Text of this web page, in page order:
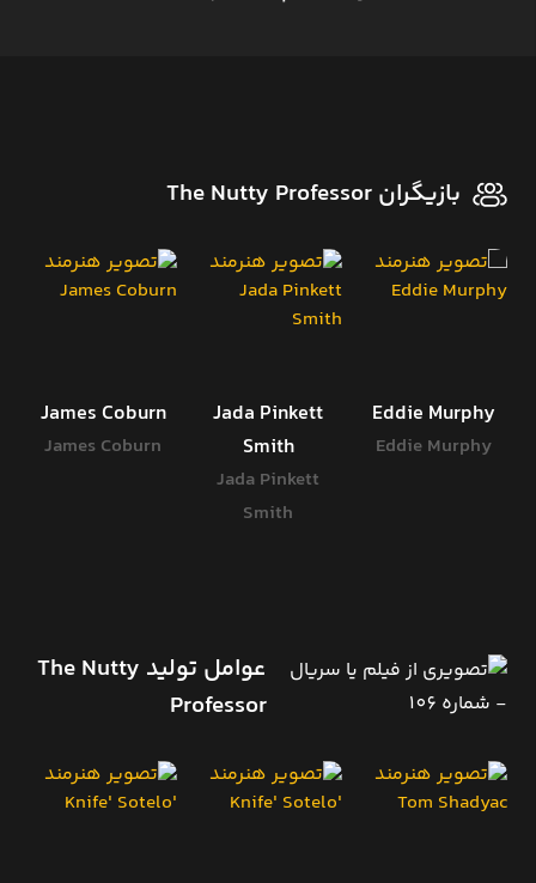
بازیگران The Nutty Professor
Eddie Murphy
Eddie Murphy
Jada Pinkett
Smith
Jada Pinkett
Smith
James Coburn
James Coburn
عوامل تولید The Nutty
Professor